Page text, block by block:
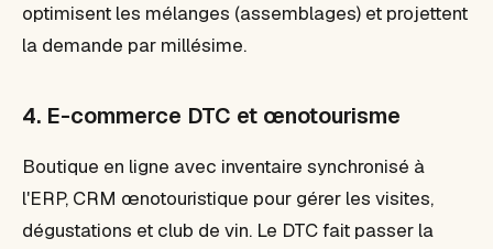
optimisent les mélanges (assemblages) et projettent
la demande par millésime.
4. E-commerce DTC et œnotourisme
Boutique en ligne avec inventaire synchronisé à
l'ERP, CRM œnotouristique pour gérer les visites,
dégustations et club de vin. Le DTC fait passer la